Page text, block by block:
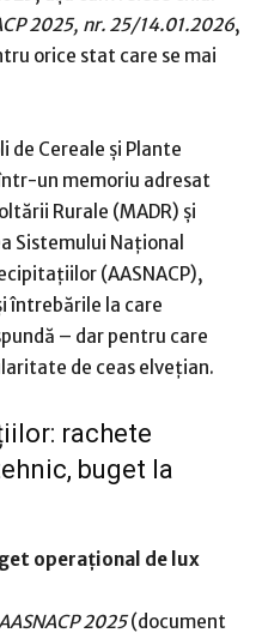
2025, nr. 25/14.01.2026,
orice stat care se mai
de Cereale și Plante
un memoriu adresat
Rurale (MADR) și
Sistemului Național
(AASNACP),
întrebările la care
– dar pentru care
de ceas elvețian.
rachete
buget la
operațional de lux
2025(document